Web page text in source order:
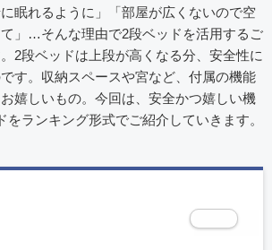
に眠れるように」「部屋が広くないので空
」…そんな理由で2段ベッドを活用するご
2段ベッドは上段が高くなる分、安全性に
す。収納スペースや宮など、付属の機能
嬉しいもの。今回は、安全かつ嬉しい機
をランキング形式でご紹介していきます。